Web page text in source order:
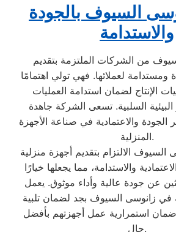
السيوف بالجودة
والاستدامة
من الشركات الملتزمة بتقديم
ومستدامة لعملائها. فهي تولي اهتمامًا
الإنتاج لضمان استدامة العمليات
البيئية السلبية. تسعى الشركة جاهدة
الجودة والاعتمادية في صناعة الأجهزة
المنزلية.
السيوف الالتزام بتقديم أجهزة منزلية
والاستدامة، مما يجعلها خيارًا
عن جودة عالية وأداء موثوق. يعمل
في زانوسى السيوف بجد لضمان تلبية
استمرارية عمل أجهزتهم بأفضل
حال.